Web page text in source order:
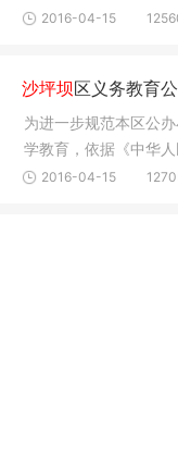
的，区教委
2016-04-15
沙坪坝区义务教育
为进一步规范本区公
学教育，依据《中华
暂行条例
2016-04-15